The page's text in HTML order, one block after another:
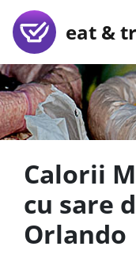
eat &
Calorii
cu sare
Orlando